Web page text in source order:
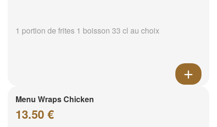
1 portion de frites 1 boisson 33 cl au choix
Menu Wraps Chicken
13.50 €